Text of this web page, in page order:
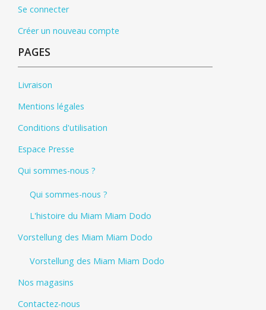
Se connecter
Créer un nouveau compte
PAGES
Livraison
Mentions légales
Conditions d'utilisation
Espace Presse
Qui sommes-nous ?
Qui sommes-nous ?
L'histoire du Miam Miam Dodo
Vorstellung des Miam Miam Dodo
Vorstellung des Miam Miam Dodo
Nos magasins
Contactez-nous